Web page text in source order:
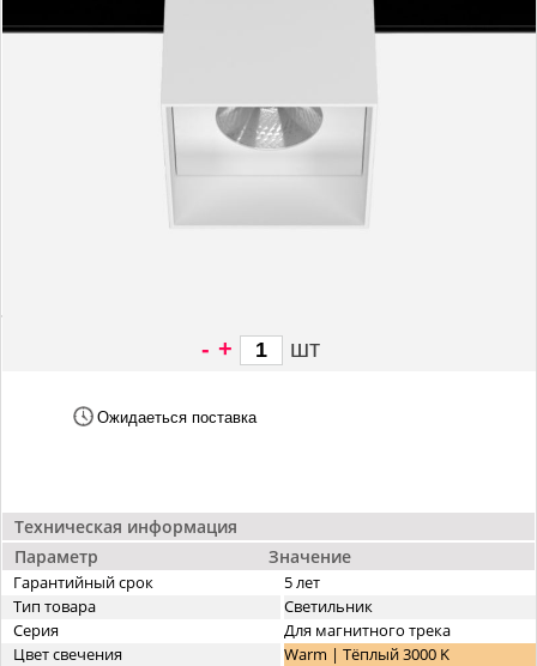
Техническая информация
Параметр
Значение
Гарантийный срок
5 лет
Тип товара
Светильник
Серия
Для магнитного трека
Цвет свечения
Warm | Тёплый 3000 K
- + шт
Ожидаеться поставка